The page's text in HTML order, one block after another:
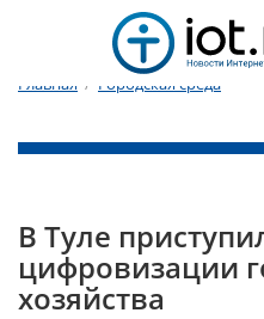
Главная / Городская среда
В Туле
цифровизации
хозяйства